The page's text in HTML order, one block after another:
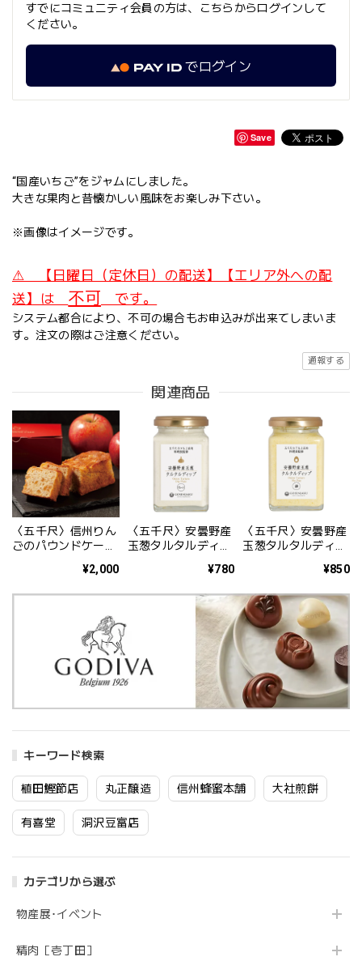
キーワード検索
植田鰹節店 丸正醸造 信州蜂蜜本舗 大社煎餅
有喜堂 洞沢豆富店
カテゴリから選ぶ
物産展･イベント
精肉［壱丁田］
すでにコミュニティ会員の方は、こちらからログインして
ください。
でログイン
Save
“国産いちご”をジャムにしました。
大きな果肉と昔懐かしい風味をお楽しみ下さい。
※画像はイメージです。
⚠ 【日曜日（定休日）の配送】【エリア外への配
送】は 不可 です。
システム都合により、不可の場合もお申込みが出来てしまいま
す。注文の際はご注意ください。
通報する
関連商品
〈五千尺〉信州りん
ごのパウンドケーキ
¥2,000
〈五千尺〉安曇野産
玉葱タルタルディッ
¥780
〈五千尺〉安曇野産
玉葱タルタルディッ
¥850